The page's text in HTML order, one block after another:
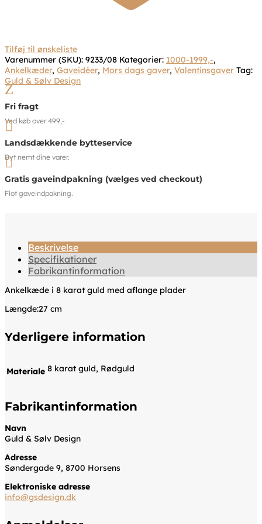
Tilføj til ønskeliste
Varenummer (SKU): 9233/08 Kategorier: 1000-1999,-,
Ankelkæder, Gaveidéer, Mors dags gaver, Valentinsgaver Tag:
Guld & Sølv Design
Z
Fri fragt
Ved køb over 499,-

Landsdækkende bytteservice
Byt nemt dine varer.

Gratis gaveindpakning (vælges ved checkout)
Flot gaveindpakning.
Beskrivelse
Specifikationer
Fabrikantinformation
Ankelkæde i 8 karat guld med aflange plader
Længde:27 cm
Yderligere information
Materiale 8 karat guld, Rødguld
Fabrikantinformation
Navn
Guld & Sølv Design
Adresse
Søndergade 9, 8700 Horsens
Elektroniske adresse
info@gsdesign.dk